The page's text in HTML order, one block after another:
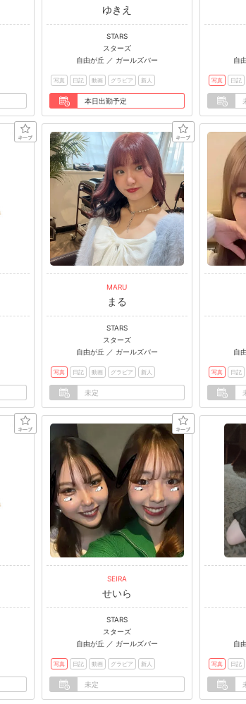
ゆきえ
STARS
スターズ
自由が丘 ／ ガールズバー
写真 日記 動画 グラビア 新人
本日出勤予定
自
写真 日記
MARU
まる
STARS
スターズ
自由が丘 ／ ガールズバー
写真 日記 動画 グラビア 新人
未定
自
写真 日記
SEIRA
せいら
STARS
スターズ
自由が丘 ／ ガールズバー
写真 日記 動画 グラビア 新人
未定
自
写真 日記